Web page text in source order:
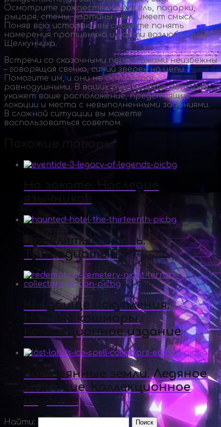
Осмотрите рождественскую ель, подарки,
рыцаря, стены, картины – все имеет смысл.
Поняв всю историю, вы сможете понять
намерения противника и найти возлюбленную
Щелкунчика.
Встречи со сказочными персонажами неизбежны
– говорящая свечка, синий зверек на цепи.
Помогите им, и они не останутся
равнодушными. В ваших руках карта, которая
укажет ваше расположение, предстоящие
локации и места с невыполненными заданиями.
В сложной ситуации вы можете
воспользоваться советом.
Похожие товары
Проклятый отель.
Тринадцатый
Кладбище искупления.
Ночные кошмары.
Коллекционное издание
Затерянные земли. Ледяное
заклятие. Коллекционное
издание
Найти: